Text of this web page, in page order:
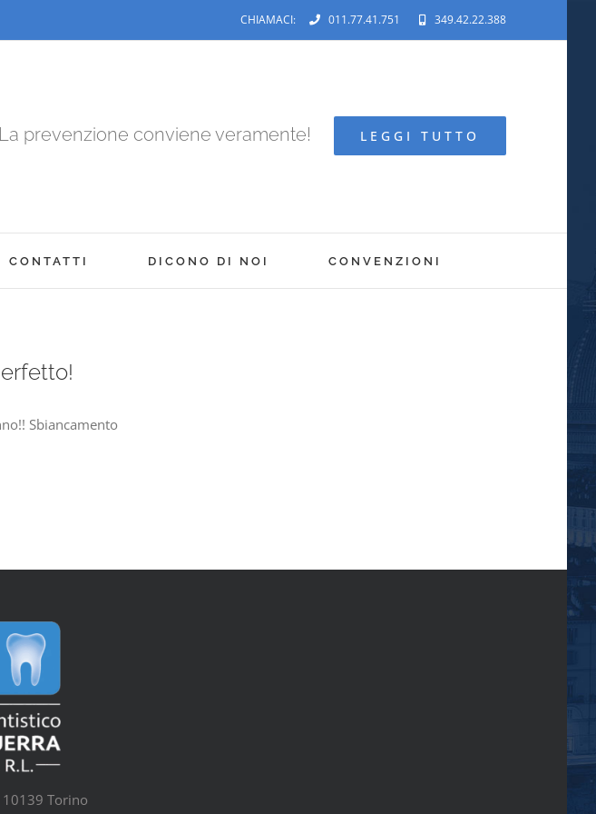
CHIAMACI: 011.77.41.751 349.42.22.388
La prevenzione conviene veramente! LEGGI TUTTO
CONTATTI DICONO DI NOI CONVENZIONI
Sbiancamento
Torino